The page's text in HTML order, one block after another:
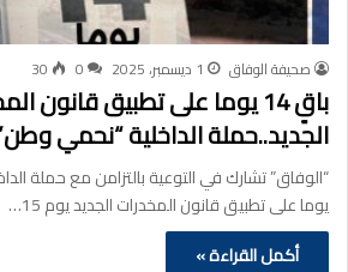
صحيفة الوفاق 1 ديسمبر، 2025 0
30
باقٍ 14 يوما على تطبيق قانون
الجديد..حملة الداخلية “نحمي
يوما على تطبيق قانون المخدرات الجديد يوم 15…
أكمل القراءة »